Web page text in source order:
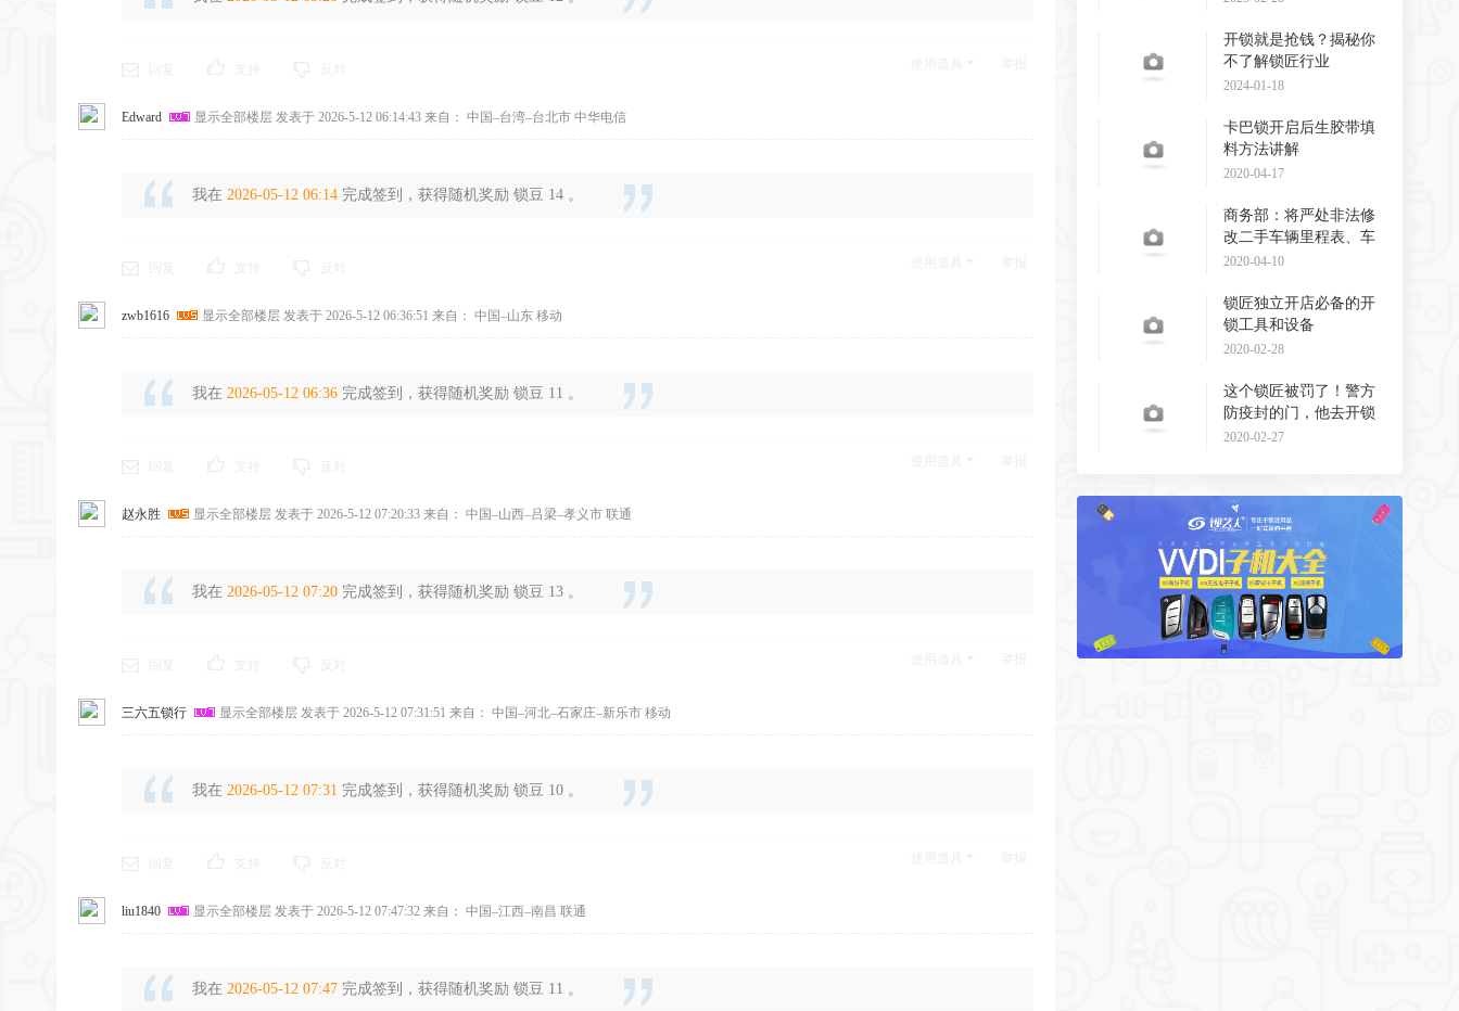
开锁就是抢钱？揭秘你
不了解锁匠行业
2024-01-18
卡巴锁开启后生胶带填
料方法讲解
2020-04-17
商务部：将严处非法修
改二手车辆里程表、车
辆识别代码和发动
2020-04-10
锁匠独立开店必备的开
锁工具和设备
2020-02-28
这个锁匠被罚了！警方
防疫封的门，他去开锁
了！
2020-02-27
Edward 显示全部楼层 发表于 2026-5-12 06:14:43 来自： 中国–台湾–台北市 中华电信
我在 2026-05-12 06:14 完成签到，获得随机奖励 锁豆 14 。
zwb1616 显示全部楼层 发表于 2026-5-12 06:36:51 来自： 中国–山东 移动
我在 2026-05-12 06:36 完成签到，获得随机奖励 锁豆 11 。
赵永胜 显示全部楼层 发表于 2026-5-12 07:20:33 来自： 中国–山西–吕梁–孝义市 联通
我在 2026-05-12 07:20 完成签到，获得随机奖励 锁豆 13 。
三六五锁行 显示全部楼层 发表于 2026-5-12 07:31:51 来自： 中国–河北–石家庄–新乐市 移动
我在 2026-05-12 07:31 完成签到，获得随机奖励 锁豆 10 。
liu1840 显示全部楼层 发表于 2026-5-12 07:47:32 来自： 中国–江西–南昌 联通
我在 2026-05-12 07:47 完成签到，获得随机奖励 锁豆 11 。